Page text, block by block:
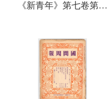
《新青年》第七卷第六